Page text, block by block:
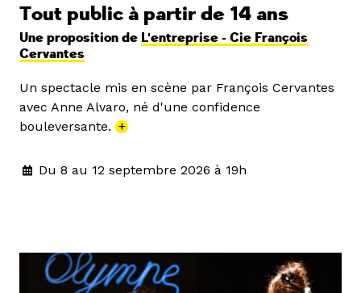
Tout public à partir de 14 ans
Une proposition de L'entreprise - Cie François
Cervantes
Un spectacle mis en scène par François Cervantes
avec Anne Alvaro, né d'une confidence
bouleversante. +
Du 8 au 12 septembre 2026 à 19h